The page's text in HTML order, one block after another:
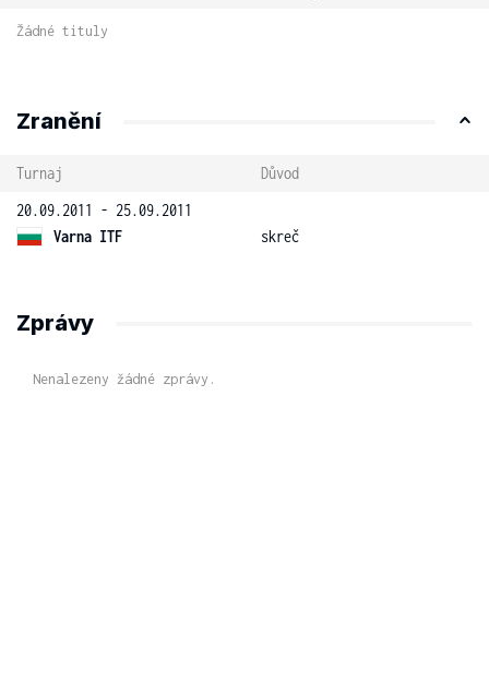
Žádné tituly
Zranění
Turnaj
Důvod
20.09.2011 - 25.09.2011
Varna ITF
skreč
Zprávy
Nenalezeny žádné zprávy.